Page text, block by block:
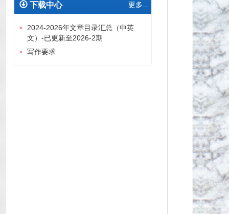
下载中心 更多...
2024-2026年文章目录汇总（中英
文）-已更新至2026-2期
写作要求